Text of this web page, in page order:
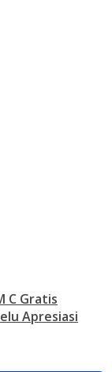
C Gratis
Apresiasi